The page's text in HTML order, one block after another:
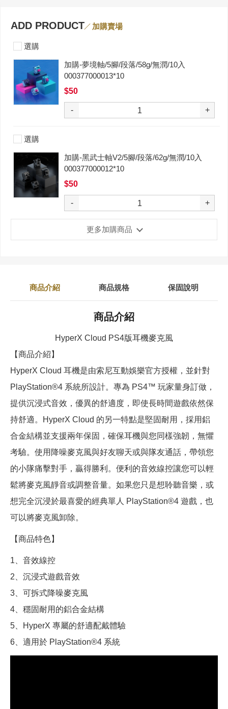
ADD PRODUCT 加購賣場
選購
加購-夢境軸/5腳/段落/58g/無潤/10入
000377000013*10
$50
- +
選購
加購-黑武士軸V2/5腳/段落/62g/無潤/10入
000377000012*10
$50
- +
更多加購商品
商品介紹 商品規格 保固說明
商品介紹
HyperX Cloud PS4版耳機麥克風
【商品介紹】
HyperX Cloud 耳機是由索尼互動娛樂官方授權，並針對
PlayStation®4 系統所設計。專為 PS4™ 玩家量身訂做，
提供沉浸式音效，優異的舒適度，即使長時間遊戲依然保
持舒適。HyperX Cloud 的另一特點是堅固耐用，採用鋁
合金結構並支援兩年保固，確保耳機與您同樣強韌，無懼
考驗。使用降噪麥克風與好友聊天或與隊友通話，帶領您
的小隊痛擊對手，贏得勝利。便利的音效線控讓您可以輕
鬆將麥克風靜音或調整音量。如果您只是想聆聽音樂，或
想完全沉浸於最喜愛的經典單人 PlayStation®4 遊戲，也
可以將麥克風卸除。
【商品特色】
1、音效線控
2、沉浸式遊戲音效
3、可拆式降噪麥克風
4、穩固耐用的鋁合金結構
5、HyperX 專屬的舒適配戴體驗
6、適用於 PlayStation®4 系統